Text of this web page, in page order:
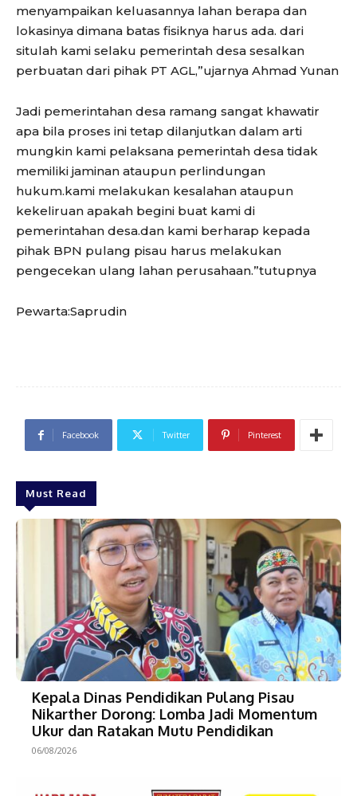
menyampaikan keluasannya lahan berapa dan
lokasinya dimana batas fisiknya harus ada. dari
situlah kami selaku pemerintah desa sesalkan
perbuatan dari pihak PT AGL,”ujarnya Ahmad Yunan
Jadi pemerintahan desa ramang sangat khawatir
apa bila proses ini tetap dilanjutkan dalam arti
mungkin kami pelaksana pemerintah desa tidak
memiliki jaminan ataupun perlindungan
hukum.kami melakukan kesalahan ataupun
kekeliruan apakah begini buat kami di
pemerintahan desa.dan kami berharap kepada
pihak BPN pulang pisau harus melakukan
pengecekan ulang lahan perusahaan.”tutupnya
Pewarta:Saprudin
Facebook Twitter Pinterest
Must Read
Kepala Dinas Pendidikan Pulang Pisau
Nikarther Dorong: Lomba Jadi Momentum
Ukur dan Ratakan Mutu Pendidikan
06/08/2026